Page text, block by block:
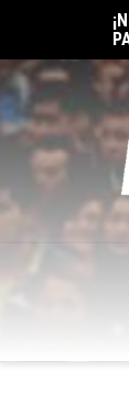
content